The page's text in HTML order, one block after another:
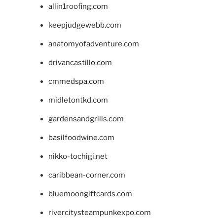
allin1roofing.com
keepjudgewebb.com
anatomyofadventure.com
drivancastillo.com
cmmedspa.com
midletontkd.com
gardensandgrills.com
basilfoodwine.com
nikko-tochigi.net
caribbean-corner.com
bluemoongiftcards.com
rivercitysteampunkexpo.com